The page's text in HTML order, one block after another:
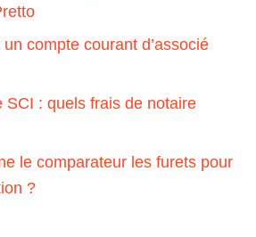
compte courant d’associé
SCI : quels frais de notaire
le comparateur les furets pour
?